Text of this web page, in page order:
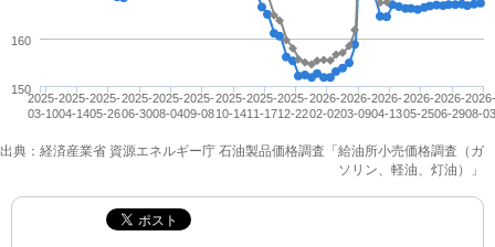
2025-
03-10
2025-
04-14
2025-
05-26
2025-
06-30
2025-
08-04
2025-
09-08
2025-
10-14
2025-
11-17
2025-
12-22
2026-
02-02
2026-
03-09
2026-
04-13
2026-
05-25
2026-
06-2908-
150
160
出典：経済産業省 資源エネルギー庁 石油製品価格調査「給油所小売価格調査（ガ
ソリン、軽油、灯油）」